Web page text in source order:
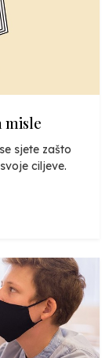
misle
sjete zašto
ciljeve.